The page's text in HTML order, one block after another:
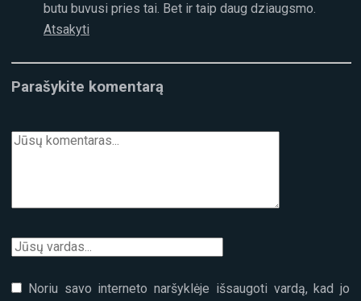
butu buvusi pries tai. Bet ir taip daug dziaugsmo.
Atsakyti
Parašykite komentarą
Noriu savo interneto naršyklėje išsaugoti vardą, kad jo